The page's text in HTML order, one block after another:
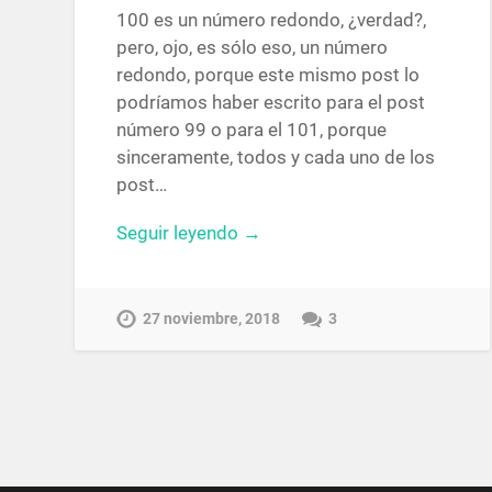
100 es un número redondo, ¿verdad?,
pero, ojo, es sólo eso, un número
redondo, porque este mismo post lo
podríamos haber escrito para el post
número 99 o para el 101, porque
sinceramente, todos y cada uno de los
post…
Seguir leyendo →
27 noviembre, 2018 3